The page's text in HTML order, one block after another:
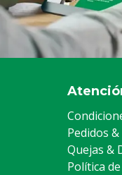
Pedidos
Quejas &
Política